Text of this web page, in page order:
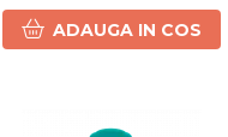
ADAUGA IN COS